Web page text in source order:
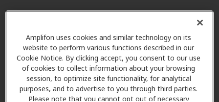
Amplifon uses cookies and similar technology on its
website to perform various functions described in our
Cookie Notice. By clicking accept, you consent to our use
of cookies to collect information about your browsing
session, to optimize site functionality, for analytical
purposes, and to advertise to you through third parties.
Please note that you cannot opt out of necessary